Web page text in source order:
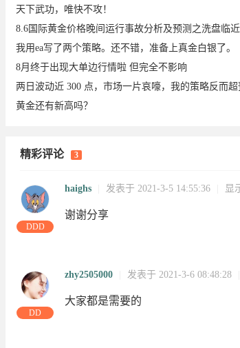
03-06 2021-03- 05 2021-03- 03-05
天下武功，唯快不攻！
8.6国际黄金价格晚间运行事故分析及预测之洗盘临近
我用ea写了两个策略。还不错，准备上真金白银了。
8月终于出现大单边行情啦 但完全不影响
两日波动近 300 点，市场一片哀嚎，我的策略反而超
黄金还有新高吗？
精彩评论 3
DDD
haighs 发表于 2021-3-5 14:55:36 显
谢谢分享
DD
zhy2505000 发表于 2021-3-6 08:48:28
大家都是需要的